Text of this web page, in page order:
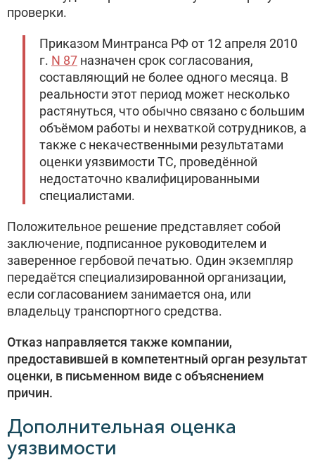
проверки.
Приказом Минтранса РФ от 12 апреля 2010
г. N 87 назначен срок согласования,
составляющий не более одного месяца. В
реальности этот период может несколько
растянуться, что обычно связано с большим
объёмом работы и нехваткой сотрудников, а
также с некачественными результатами
оценки уязвимости ТС, проведённой
недостаточно квалифицированными
специалистами.
Положительное решение представляет собой
заключение, подписанное руководителем и
заверенное гербовой печатью. Один экземпляр
передаётся специализированной организации,
если согласованием занимается она, или
владельцу транспортного средства.
Отказ направляется также компании,
предоставившей в компетентный орган результат
оценки, в письменном виде с объяснением
причин.
Дополнительная оценка
уязвимости